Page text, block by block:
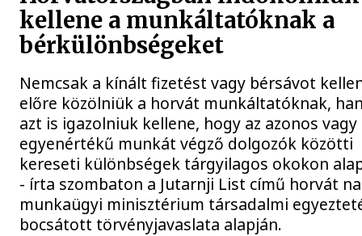
kellene a munkáltatóknak a
bérkülönbségeket
Nemcsak a kínált fizetést vagy bérsávot
előre közölniük a horvát munkáltatóknak,
azt is igazolniuk kellene, hogy az azonos vagy
egyenértékű munkát végző dolgozók közötti
kereseti különbségek tárgyilagos okokon
- írta szombaton a Jutarnji List című horvát
munkaügyi minisztérium társadalmi
bocsátott törvényjavaslata alapján.